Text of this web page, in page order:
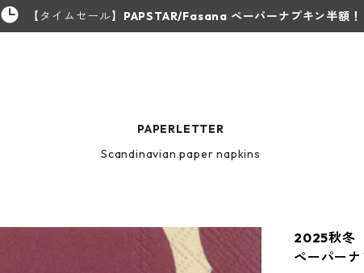
【タイムセール】 PAPSTAR/Fasana ペーパーナプキン半額！
PAPERLETTER
Scandinavian paper napkins
2025秋冬
ペーパー